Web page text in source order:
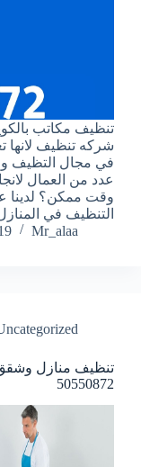
تنظيف مكاتب
شركه تنظيف
في مجال التظيف
عدد من العمال
وقت ممكن؟ لدينا
التنظيف في
Mr_alaa
19 سبتمبر،
تنظيف منازل
50550872